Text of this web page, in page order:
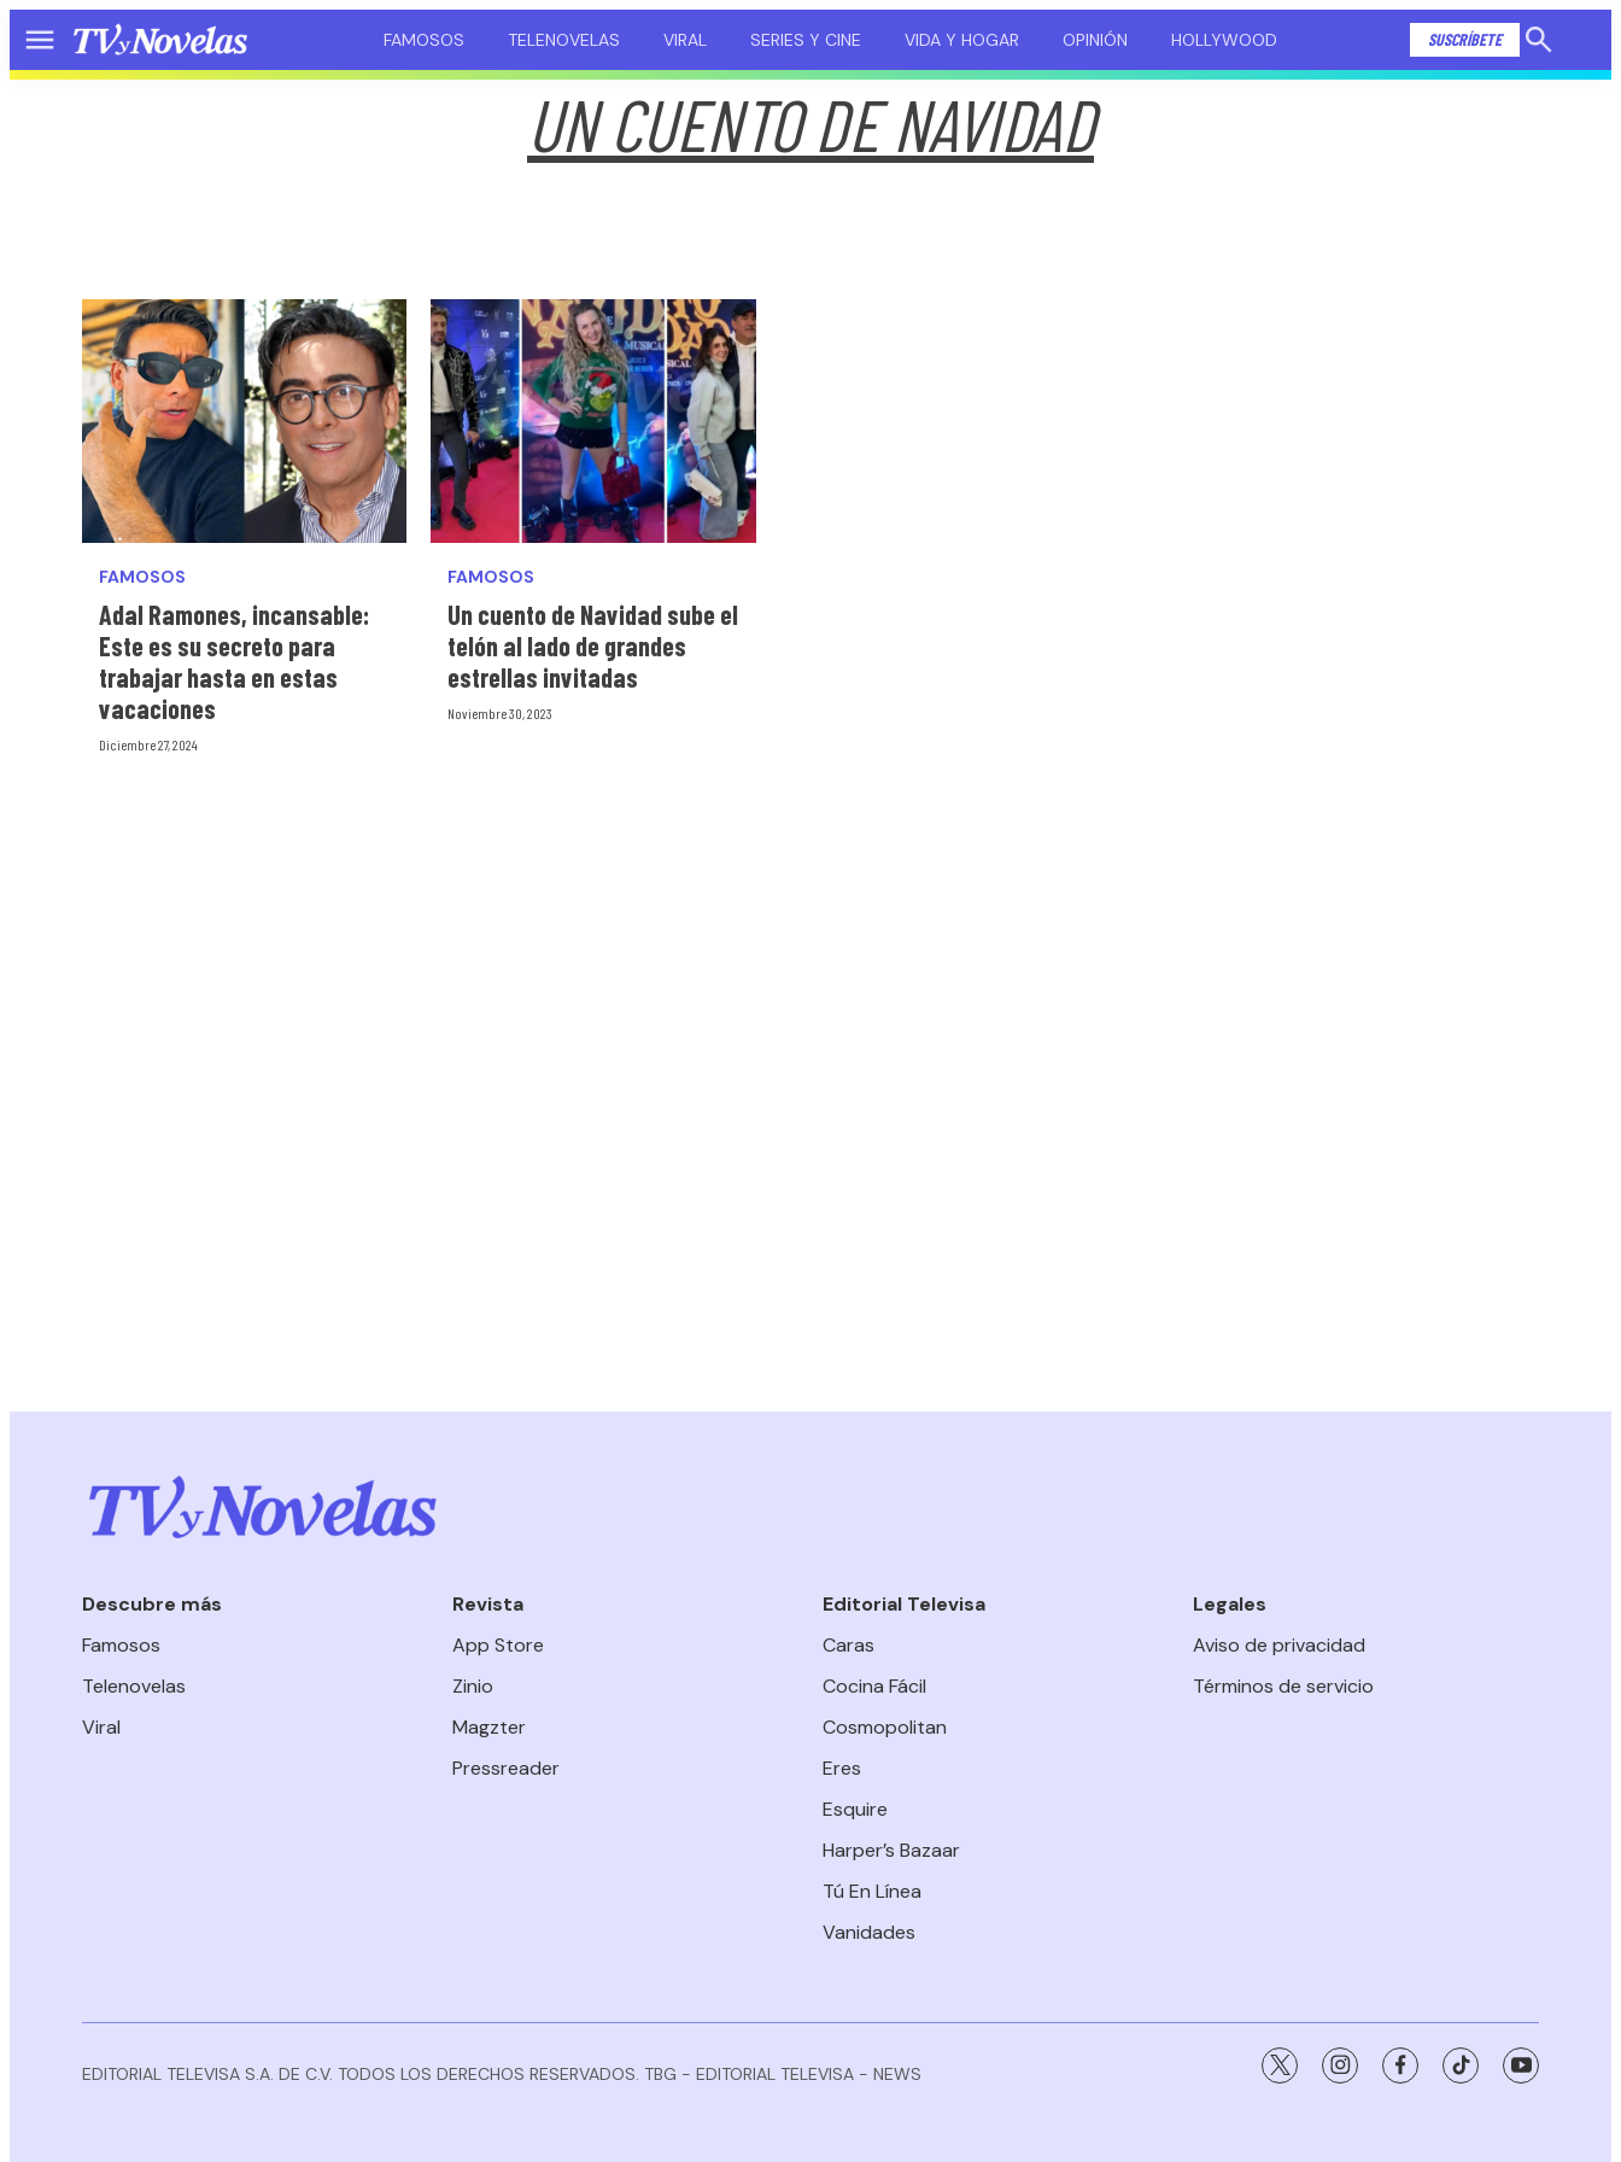
Menú FAMOSOS TELENOVELAS VIRAL SERIES Y CINE VIDA Y HOGAR OPINIÓN HOLLYWOOD SUSCRÍBETE
Mostrar
UN CUENTO DE NAVIDAD
FAMOSOS
Adal Ramones, incansable:
Este es su secreto para
trabajar hasta en estas
vacaciones
Diciembre 27, 2024
FAMOSOS
Un cuento de Navidad sube el
telón al lado de grandes
estrellas invitadas
Noviembre 30, 2023
Descubre más
Famosos
Telenovelas
Viral
Revista
App Store
Zinio
Magzter
Pressreader
Editorial Televisa
Caras
Cocina Fácil
Cosmopolitan
Eres
Esquire
Harper’s Bazaar
Tú En Línea
Vanidades
Legales
Aviso de privacidad
Términos de servicio
EDITORIAL TELEVISA S.A. DE C.V. TODOS LOS DERECHOS RESERVADOS. TBG - EDITORIAL TELEVISA - NEWS twitter instagramfacebooktiktok youtube